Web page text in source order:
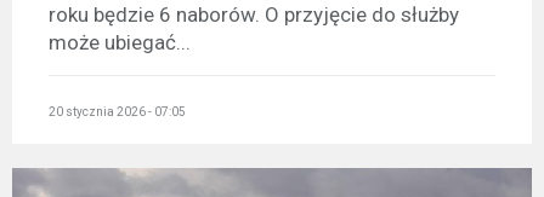
roku będzie 6 naborów. O przyjęcie do służby
może ubiegać...
20 stycznia 2026 - 07:05